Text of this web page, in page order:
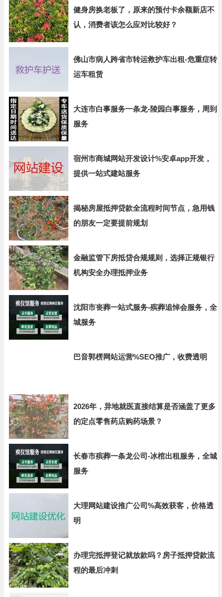
健身房换老板了，原来的预付卡余额新店不
认，消费者该怎么应对比较好？
佛山市病人跨省市转运救护车出租-危重症转
运车租赁
大连市白事服务一条龙-陵园白事服务，周到
服务
宿州市商城网站开发设计%安卓app开发，
提供一站式建站服务
揭秘房屋抵押贷款全流程时间节点，急用钱
的朋友一定要提前规划
金融监管下房抵贷合规规则，选择正规银行
机构安全办理抵押业务
沈阳市丧葬一站式服务-殡葬追悼会服务，全
城服务
巴音郭楞网站运营%SEO推广，收费透明
2026年，异地就医直接结算是否涵盖了更多
的定点零售药店购药场景？
长春市殡葬一条龙公司-冰棺出租服务，全城
服务
大理网站建设推广公司%高效获客，价格透
明
办理完抵押登记就放款吗？房子抵押贷款流
程的最后冲刺